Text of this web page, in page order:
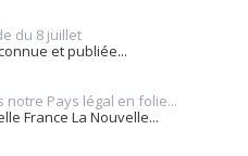
du 8 juillet
et publiée...
notre Pays légal en folie...
France La Nouvelle...